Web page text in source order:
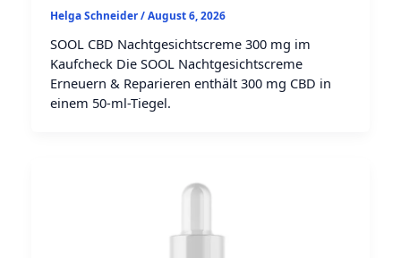
Helga Schneider/August 6, 2026
SOOL CBD Nachtgesichtscreme 300 mg im
Kaufcheck Die SOOL Nachtgesichtscreme
Erneuern & Reparieren enthält 300 mg CBD in
einem 50-ml-Tiegel.